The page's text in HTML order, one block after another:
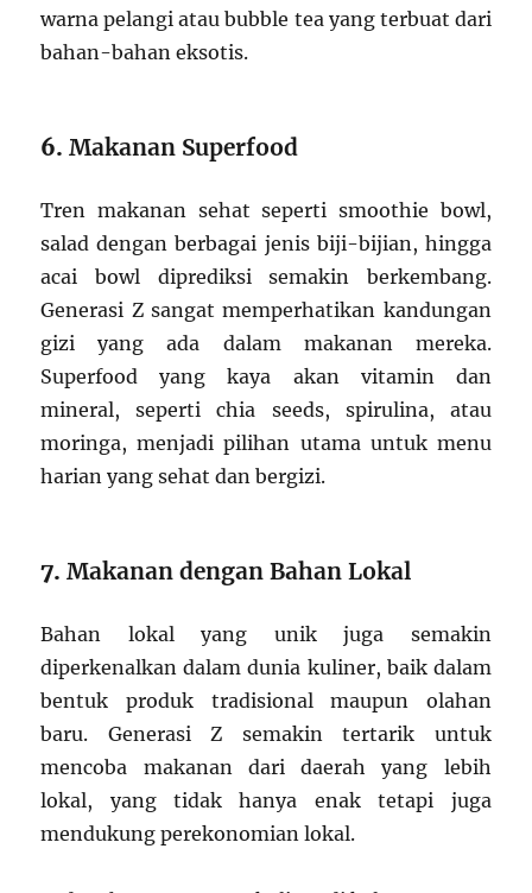
warna pelangi atau bubble tea yang terbuat dari
bahan-bahan eksotis.
6.Makanan Superfood
Tren makanan sehat seperti smoothie bowl,
salad dengan berbagai jenis biji-bijian, hingga
acai bowl diprediksi semakin berkembang.
Generasi Z sangat memperhatikan kandungan
gizi yang ada dalam makanan mereka.
Superfood yang kaya akan vitamin dan
mineral, seperti chia seeds, spirulina, atau
moringa, menjadi pilihan utama untuk menu
harian yang sehat dan bergizi.
7.Makanan dengan Bahan Lokal
Bahan lokal yang unik juga semakin
diperkenalkan dalam dunia kuliner, baik dalam
bentuk produk tradisional maupun olahan
baru. Generasi Z semakin tertarik untuk
mencoba makanan dari daerah yang lebih
lokal, yang tidak hanya enak tetapi juga
mendukung perekonomian lokal.